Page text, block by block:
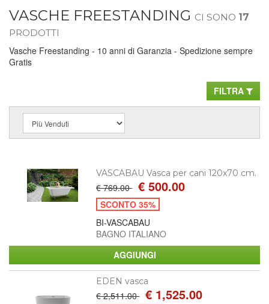
VASCHE FREESTANDING CI SONO 17
PRODOTTI
Vasche Freestanding - 10 anni di Garanzia - Spedizione sempre
Gratis
FILTRA
VASCABAU Vasca per cani 120x70 cm.
€ 769.00 € 500.00
SCONTO 35%
BI-VASCABAU
BAGNO ITALIANO
EDEN vasca
€ 2,511.00 € 1,525.00